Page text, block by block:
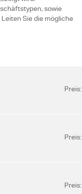
sowie
Sie die mögliche
Preis:
Preis:
Preis: